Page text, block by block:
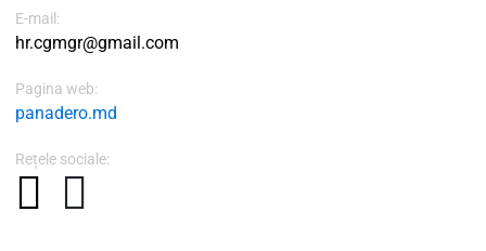
E-mail:
hr.cgmgr@gmail.com
Pagina web:
panadero.md
Rețele sociale: